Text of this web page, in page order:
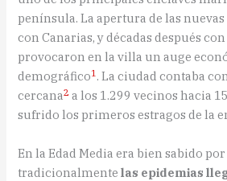
península. La apertura de las
con Canarias, y décadas después
provocaron en la villa un auge
demográfico1. La ciudad contaba
cercana2 a los 1.299 vecinos hacia
sufrido los primeros estragos de la
En la Edad Media era bien sabido
tradicionalmentelas epidemias